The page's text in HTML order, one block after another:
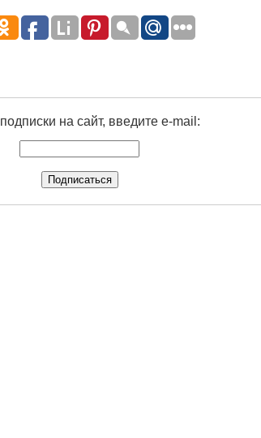
на сайт, введите e-mail: